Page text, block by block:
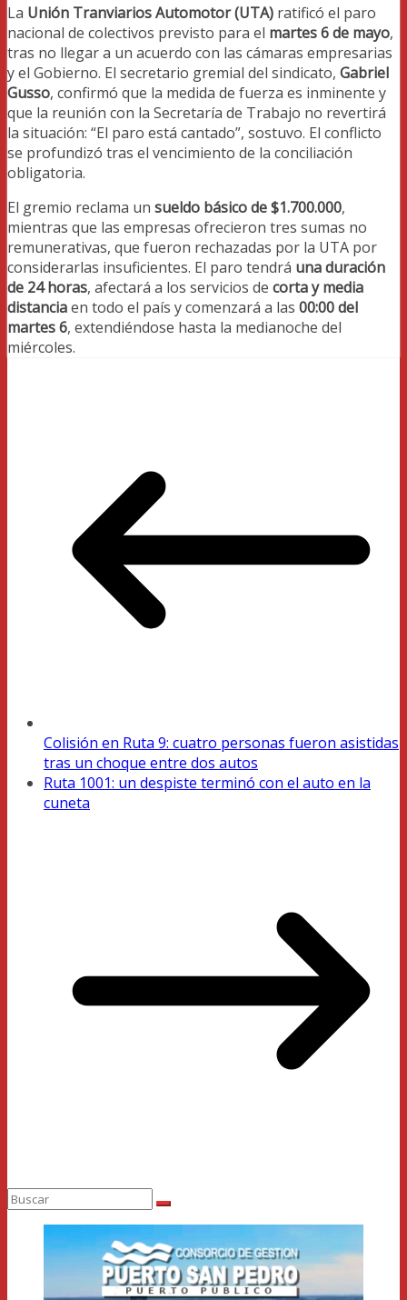
La Unión Tranviarios Automotor (UTA) ratificó el paro
nacional de colectivos previsto para el martes 6 de mayo,
tras no llegar a un acuerdo con las cámaras empresarias
y el Gobierno. El secretario gremial del sindicato, Gabriel
Gusso, confirmó que la medida de fuerza es inminente y
que la reunión con la Secretaría de Trabajo no revertirá
la situación: “El paro está cantado”, sostuvo. El conflicto
se profundizó tras el vencimiento de la conciliación
obligatoria.
El gremio reclama un sueldo básico de $1.700.000,
mientras que las empresas ofrecieron tres sumas no
remunerativas, que fueron rechazadas por la UTA por
considerarlas insuficientes. El paro tendrá una duración
de 24 horas, afectará a los servicios de corta y media
distanciaen todo el país y comenzará a las 00:00 del
martes 6, extendiéndose hasta la medianoche del
miércoles.
Colisión en Ruta 9: cuatro personas fueron asistidas
tras un choque entre dos autos
Ruta 1001: un despiste terminó con el auto en la
cuneta